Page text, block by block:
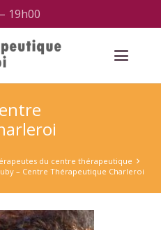
19h00
du centre thérapeutique
– Centre Thérapeutique Charleroi